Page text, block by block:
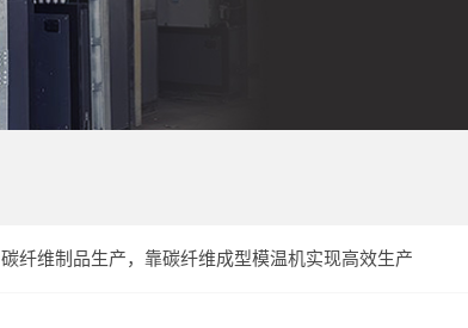
碳纤维制品生产，靠碳纤维成型模温机实现高效生产